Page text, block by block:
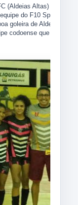
(Aldeias Altas) e F10
do F10 Sports/
goleira de Aldeias
codoense que fez três